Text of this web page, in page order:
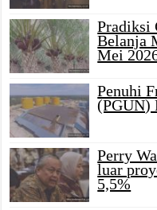
Pradiksi
Belanja
Mei
Penuhi
(PGUN)
Perry
luar
5,5%